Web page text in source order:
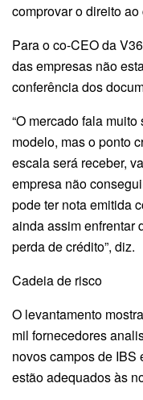
comprovar o direito
Para o co-CEO da
das empresas não
conferência dos
“O mercado fala
modelo, mas o ponto
escala será receber,
empresa não
pode ter nota emitida
ainda assim enfrentar
perda de crédito”, diz.
Cadeia de risco
O levantamento
mil fornecedores
novos campos de IBS
estão adequados às